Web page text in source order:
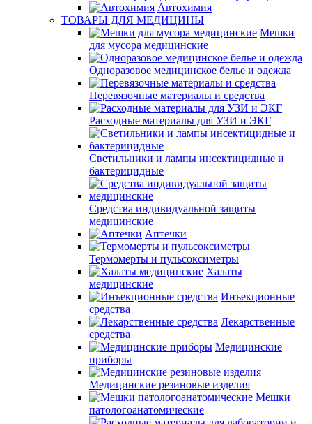
Автохимия
ТОВАРЫ ДЛЯ МЕДИЦИНЫ
Мешки
для мусора медицинские
Одноразовое медицинское белье и одежда
Перевязочные материалы и средства
Расходные материалы для УЗИ и ЭКГ
Светильники и лампы инсектицидные и
бактерицидные
Средства индивидуальной защиты
медицинские
Аптечки
Термомерты и пульсоксиметры
Халаты
медицинские
Инъекционные
средства
Лекарственные
средства
Медицинские
приборы
Медицинские резиновые изделия
Мешки
патологоанатомические